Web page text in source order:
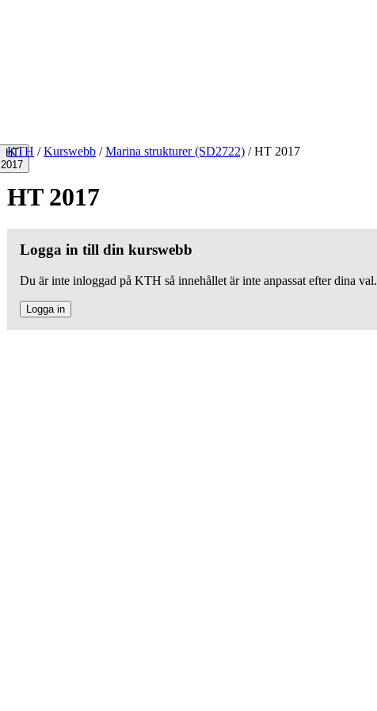
HT
2017
KTH / Kurswebb / Marina strukturer (SD2722) /HT 2017
HT 2017
Logga in till din kurswebb
Du är inte inloggad på KTH så innehållet är inte anpassat efter dina val.
Logga in